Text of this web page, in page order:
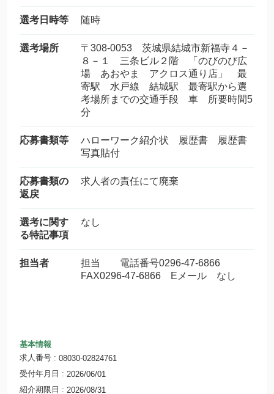
選考日時等 随時
選考場所
〒308-0053 茨城県結城市新福寺４－
８－１ 三条ビル２階 「のびのび広
場 あおやま アクロス通り店」 最
寄駅 水戸線 結城駅 最寄駅から選
考場所までの交通手段 車 所要時間5
分
応募書類等
ハローワーク紹介状 履歴書 履歴書
写真貼付
応募書類の
返戻
求人者の責任にて廃棄
選考に関す
る特記事項
なし
担当者
担当 電話番号0296-47-6866
FAX0296-47-6866 Eメール なし
基本情報
求人番号
08030-02824761
受付年月日
2026/06/01
紹介期限日
2026/08/31